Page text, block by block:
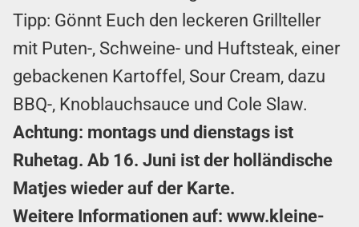
Tipp: Gönnt Euch den leckeren Grillteller
mit Puten-, Schweine- und Huftsteak, einer
gebackenen Kartoffel, Sour Cream, dazu
BBQ-, Knoblauchsauce und Cole Slaw.
Achtung: montags und dienstags ist
Ruhetag. Ab 16. Juni ist der holländische
Matjes wieder auf der Karte.
Weitere Informationen auf: www.kleine-